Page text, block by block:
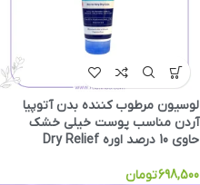
لوسیون مرطوب کننده بدن آتوپیا
آردن مناسب پوست خیلی خشک
حاوی 10 درصد اوره Dry Relief
698,500تومان